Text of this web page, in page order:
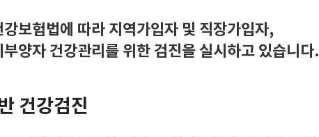
강보험법에 따라 지역가입자 및 직장가입자,
부양자 건강관리를 위한 검진을 실시하고 있습니다.
건강검진